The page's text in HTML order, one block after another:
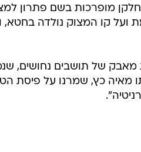
מופרכות בשם פתרון
ועל קו המצוק נולדה בחטא,
מאבק של תושבים נחושים,
מאיה כץ, שמרנו על פיסת